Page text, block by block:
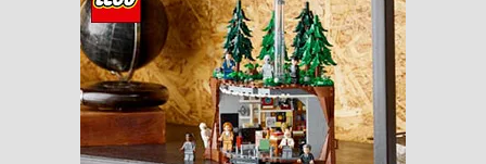
l'occasion de la fête d'Halloween... Malin ! Elle peut également
servir de cachette à bonbons pour vos petits monstres !
- Dimensions: 19,5 x 16 x 16 cm
- Ce produit est fabriqué en polypropylène (PP) et il est garanti
sans bisphénol (BPA) et sans phtalates.